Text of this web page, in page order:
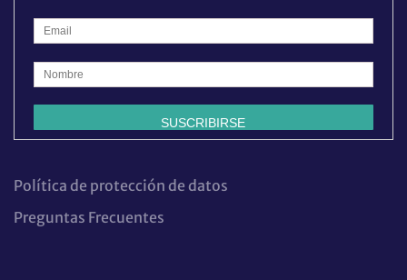
Política de protección de datos
Preguntas Frecuentes